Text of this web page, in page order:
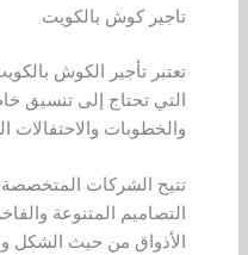
تاجير كوش بالكويت
تعتبر تأجير الكوش
التي تحتاج إلى تنسيق
والخطوبات والاحتفالات
تتيح الشركات
التصاميم المتنوعة
الأذواق من حيث الشكل